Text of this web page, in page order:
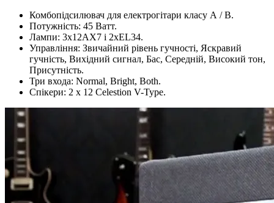
Комбопідсилювач для електрогітари класу А / B.
Потужність: 45 Ватт.
Лампи: 3х12АХ7 і 2хEL34.
Управління: Звичайний рівень гучності, Яскравий
гучність, Вихідний сигнал, Бас, Середній, Високий тон,
Присутність.
Три входа: Normal, Bright, Both.
Спікери: 2 х 12 Celestion V-Type.